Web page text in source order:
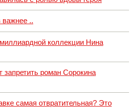
..
коллекции Нина
роман Сорокина
самая отвратительная? Это